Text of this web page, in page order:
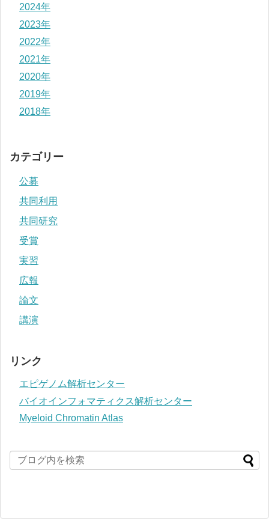
2024年
2023年
2022年
2021年
2020年
2019年
2018年
カテゴリー
公募
共同利用
共同研究
受賞
実習
広報
論文
講演
リンク
エピゲノム解析センター
バイオインフォマティクス解析センター
Myeloid Chromatin Atlas